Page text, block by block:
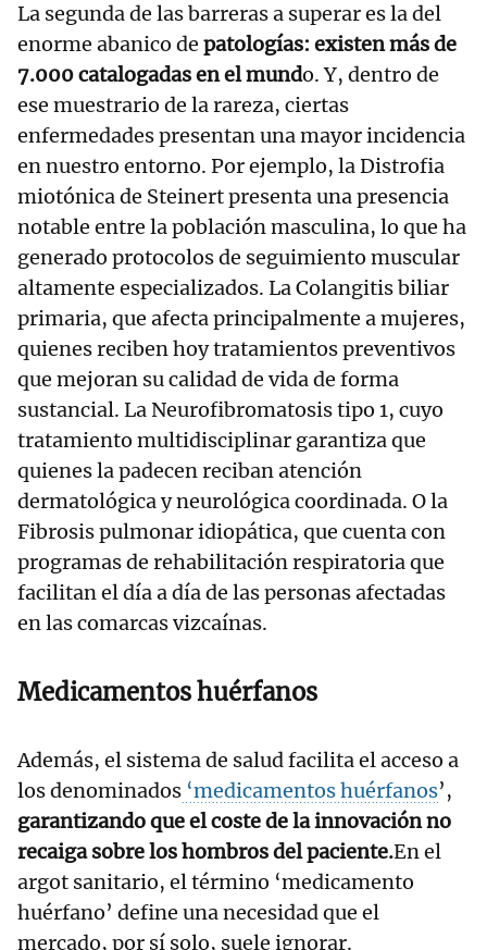
La segunda de las barreras a superar es la del
enorme abanico de patologías: existen más de
7.000 catalogadas en el mundo. Y, dentro de
ese muestrario de la rareza, ciertas
enfermedades presentan una mayor incidencia
en nuestro entorno. Por ejemplo, la Distrofia
miotónica de Steinert presenta una presencia
notable entre la población masculina, lo que ha
generado protocolos de seguimiento muscular
altamente especializados. La Colangitis biliar
primaria, que afecta principalmente a mujeres,
quienes reciben hoy tratamientos preventivos
que mejoran su calidad de vida de forma
sustancial. La Neurofibromatosis tipo 1, cuyo
tratamiento multidisciplinar garantiza que
quienes la padecen reciban atención
dermatológica y neurológica coordinada. O la
Fibrosis pulmonar idiopática, que cuenta con
programas de rehabilitación respiratoria que
facilitan el día a día de las personas afectadas
en las comarcas vizcaínas.
Medicamentos huérfanos
Además, el sistema de salud facilita el acceso a
los denominados ‘medicamentos huérfanos’,
garantizando que el coste de la innovación no
recaiga sobre los hombros del paciente.En el
argot sanitario, el término ‘medicamento
huérfano’ define una necesidad que el
mercado, por sí solo, suele ignorar.